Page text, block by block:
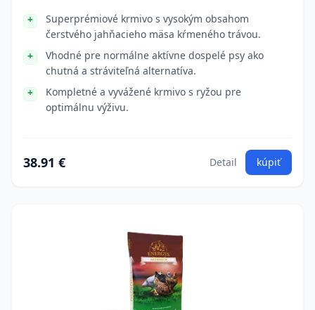
Superprémiové krmivo s vysokým obsahom
čerstvého jahňacieho mäsa kŕmeného trávou.
Vhodné pre normálne aktívne dospelé psy ako
chutná a stráviteľná alternatíva.
Kompletné a vyvážené krmivo s ryžou pre
optimálnu výživu.
38.91 € Detail kúpiť